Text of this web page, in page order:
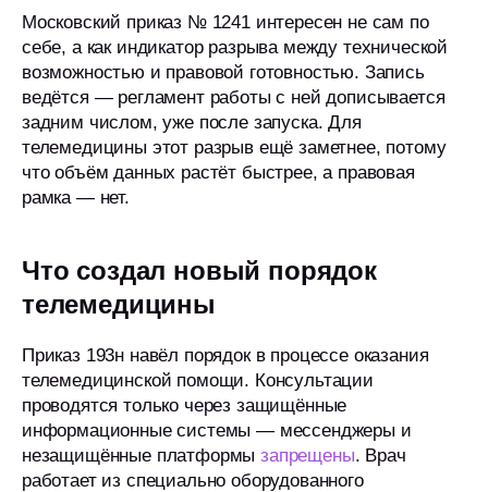
Московский приказ № 1241 интересен не сам по
себе, а как индикатор разрыва между технической
возможностью и правовой готовностью. Запись
ведётся — регламент работы с ней дописывается
задним числом, уже после запуска. Для
телемедицины этот разрыв ещё заметнее, потому
что объём данных растёт быстрее, а правовая
рамка — нет.
Что создал новый порядок
телемедицины
Приказ 193н навёл порядок в процессе оказания
телемедицинской помощи. Консультации
проводятся только через защищённые
информационные системы — мессенджеры и
незащищённые платформызапрещены. Врач
работает из специально оборудованного